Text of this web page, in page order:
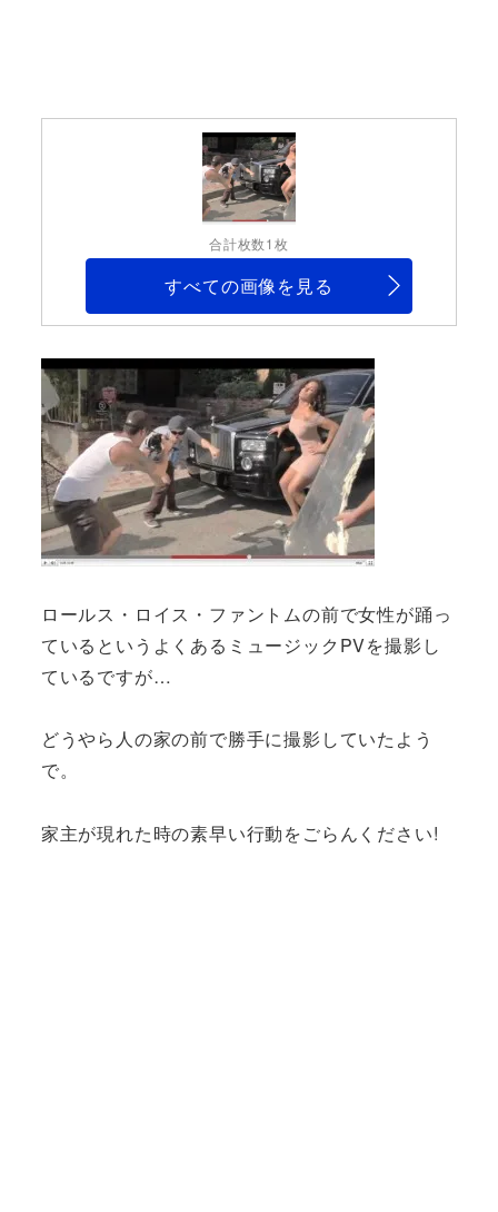
合計枚数1枚
すべての画像を見る
ロールス・ロイス・ファントムの前で女性が踊っ
ているというよくあるミュージックPVを撮影し
ているですが…
どうやら人の家の前で勝手に撮影していたよう
で。
家主が現れた時の素早い行動をごらんください!